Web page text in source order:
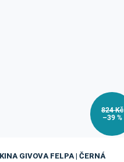
824 Kč
–39 %
GIVOVA FELPA | ČERNÁ